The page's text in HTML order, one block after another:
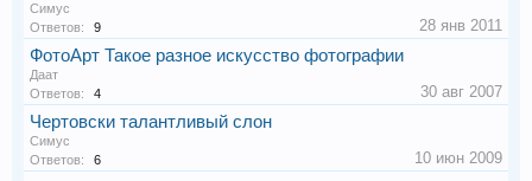
Симус
Ответов:
9 28 янв 2011
ФотоАрт Такое разное искусство фотографии
Даат
Ответов:
4 30 авг 2007
Чертовски талантливый слон
Симус
Ответов:
6 10 июн 2009